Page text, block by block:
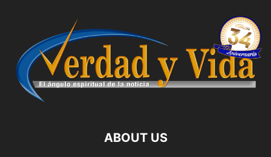
ABOUT US